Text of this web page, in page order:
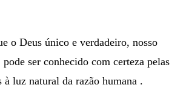
o Deus único e verdadeiro, nosso
ser conhecido com certeza pelas
à luz natural da razão humana .